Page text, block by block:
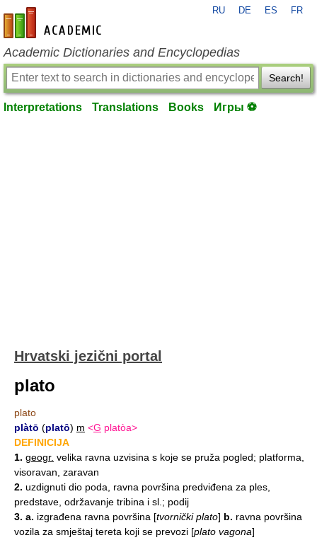
en-academic.com
RU DE ES FR
Academic Dictionaries and Encyclopedias
Search!
Interpretations Translations Books Игры ⚽
Hrvatski jezični portal
plato
plato
plàtō (platȏ) m <G platòa>
DEFINICIJA
1. geogr. velika ravna uzvisina s koje se pruža pogled; platforma,
visoravan, zaravan
2. uzdignuti dio poda, ravna površina predviđena za ples,
predstave, održavanje tribina i sl.; podij
3. a. izgrađena ravna površina [tvornički plato] b. ravna površina
vozila za smještaj tereta koji se prevozi [plato vagona]